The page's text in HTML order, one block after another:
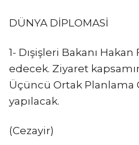
DÜNYA DİPLOMASİ
1- Dışişleri Bakanı
edecek. Ziyaret
Üçüncü Ortak Planlama
yapılacak.
(Cezayir)